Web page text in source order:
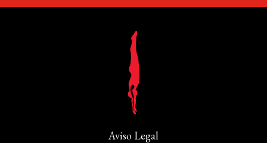
Aviso Legal